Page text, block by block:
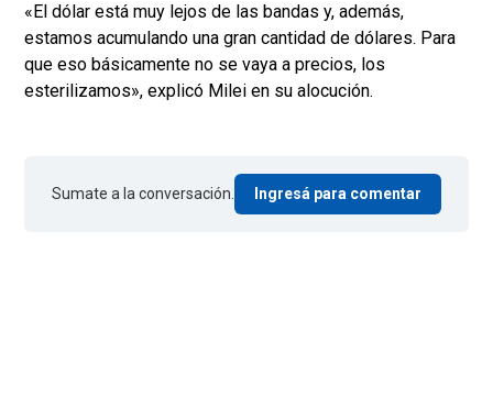
«El dólar está muy lejos de las bandas y, además,
estamos acumulando una gran cantidad de dólares. Para
que eso básicamente no se vaya a precios, los
esterilizamos», explicó Milei en su alocución.
Sumate a la conversación. Ingresá para comentar